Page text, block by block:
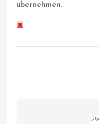
übernehmen.
▣